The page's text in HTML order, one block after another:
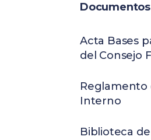
Documentos
Acta Bases
del Consejo
Interno
Biblioteca